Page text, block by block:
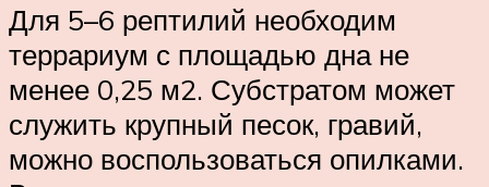
Для 5–6 рептилий необходим
террариум с площадью дна не
менее 0,25 м2. Субстратом может
служить крупный песок, гравий,
можно воспользоваться опилками.